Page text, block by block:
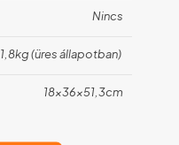
Nincs
1,8kg (üres állapotban)
18x36x51,3cm